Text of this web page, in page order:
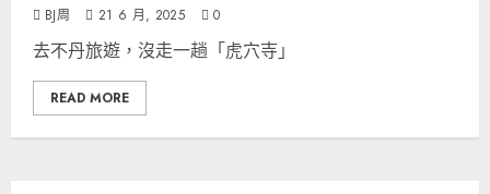
BJ周 21 6 月, 2025 0
去不丹旅遊，沒走一趟「虎穴寺」
READ MORE